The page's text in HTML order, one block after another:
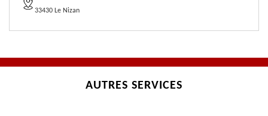
33430 Le Nizan
AUTRES SERVICES